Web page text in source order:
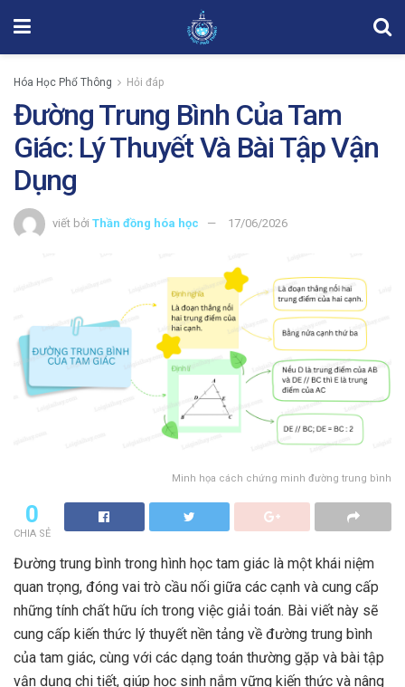
Hóa Học Phổ Thông Hỏi đáp
Đường Trung Bình Của Tam
Giác: Lý Thuyết Và Bài Tập Vận
Dụng
viết bởi Thần đồng hóa học 17/06/2026
Minh họa cách chứng minh đường trung bình
0
CHIA SẺ
Đường trung bình trong hình học tam giác là một khái niệm
quan trọng, đóng vai trò cầu nối giữa các cạnh và cung cấp
những tính chất hữu ích trong việc giải toán. Bài viết này sẽ
cung cấp kiến thức lý thuyết nền tảng về đường trung bình
của tam giác, cùng với các dạng toán thường gặp và bài tập
vận dụng chi tiết, giúp học sinh nắm vững kiến thức và nâng